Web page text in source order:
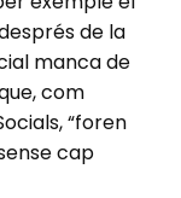
de la
manca de
com
“foren
cap